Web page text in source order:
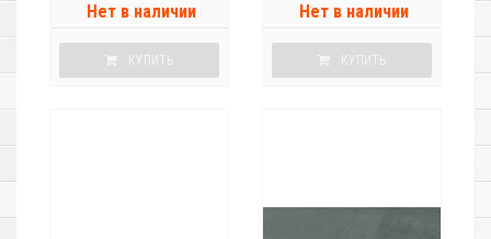
Нет в наличии
КУПИТЬ
Нет в наличии
КУПИТЬ